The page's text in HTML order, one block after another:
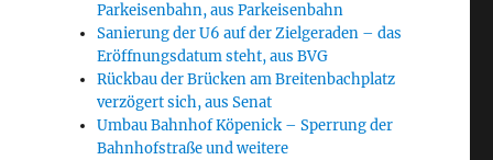
Parkeisenbahn, aus Parkeisenbahn
Sanierung der U6 auf der Zielgeraden – das
Eröffnungsdatum steht, aus BVG
Rückbau der Brücken am Breitenbachplatz
verzögert sich, aus Senat
Umbau Bahnhof Köpenick – Sperrung der
Bahnhofstraße und weitere